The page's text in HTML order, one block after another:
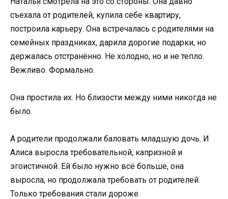
съехала от родителей, купила себе квартиру,
построила карьеру. Она встречалась с родителями на
семейных праздниках, дарила дорогие подарки, но
держалась отстранённо. Не холодно, но и не тепло.
Вежливо. Формально.
Она простила их. Но близости между ними никогда не
было.
А родители продолжали баловать младшую дочь. И
Алиса выросла требовательной, капризной и
эгоистичной. Ей было нужно всё больше, она
выросла, но продолжала требовать от родителей.
Только требования стали дороже.